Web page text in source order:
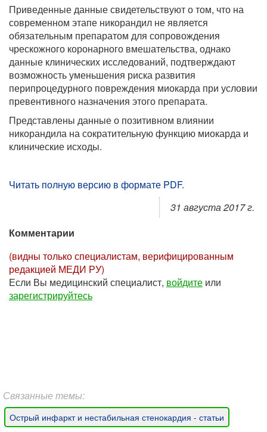
Приведенные данные свидетельствуют о том, что на
современном этапе никорандил не является
обязательным препаратом для сопровождения
чрескожного коронарного вмешательства, однако
данные клинических исследований, подтверждают
возможность уменьшения риска развития
перипроцедурного повреждения миокарда при условии
превентивного назначения этого препарата.
Представлены данные о позитивном влиянии
никорандила на сократительную функцию миокарда и
клинические исходы.
Читать полную версию в формате PDF.
31 августа 2017 г.
Комментарии
(видны только специалистам, верифицированным
редакцией МЕДИ РУ)
Если Вы медицинский специалист, войдите или
зарегистрируйтесь
Связанные темы:
Острый инфаркт и нестабильная стенокардия - статьи